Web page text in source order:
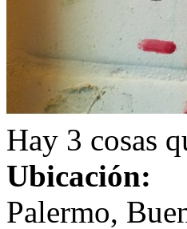
Hay 3 cosas
Ubicación:
Palermo,